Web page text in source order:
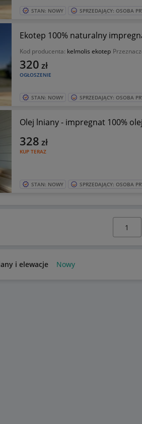
STAN: NOWY SPRZEDAJĄCY: OSOBA
Ekotep 100% naturalny
Kod producenta: kelmolis ekotep
OGŁOSZENIE
320 zł
STAN: NOWY SPRZEDAJĄCY: OSOBA
Olej lniany - impregnat 100%
KUP TERAZ
328 zł
STAN: NOWY SPRZEDAJĄCY: OSOBA
i elewacje Nowy